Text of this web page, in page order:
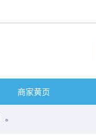
商家黄页